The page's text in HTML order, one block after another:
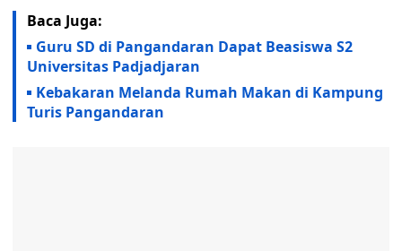
Baca Juga:
Guru SD di Pangandaran Dapat Beasiswa S2
Universitas Padjadjaran
Kebakaran Melanda Rumah Makan di Kampung
Turis Pangandaran